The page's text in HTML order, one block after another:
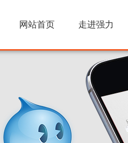
网站首页 走进强力